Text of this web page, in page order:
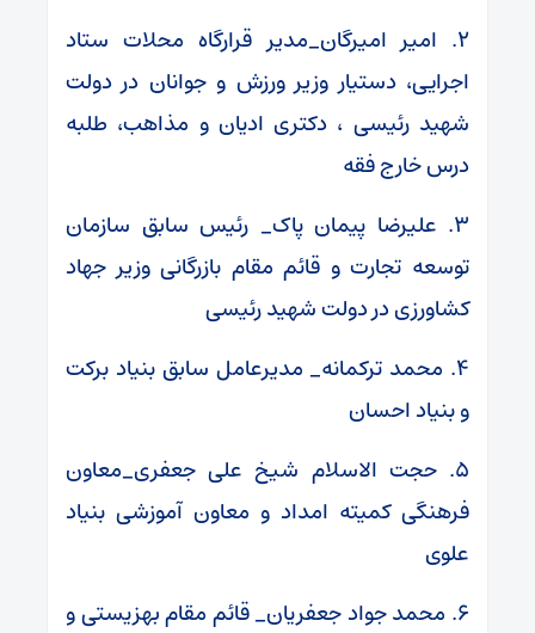
۲. امیر امیرگان_مدیر قرارگاه محلات ستاد
اجرایی، دستیار وزیر ورزش و جوانان در دولت
شهید رئیسی ، دکتری ادیان و مذاهب، طلبه
درس خارج فقه
۳. علیرضا پیمان پاک_ رئیس سابق سازمان
توسعه تجارت و قائم مقام بازرگانی وزیر جهاد
کشاورزی در دولت شهید رئیسی
۴. محمد ترکمانه_ مدیرعامل سابق بنیاد برکت
و بنیاد احسان
۵. حجت الاسلام شیخ علی جعفری_معاون
فرهنگی کمیته امداد و معاون آموزشی بنیاد
علوی
۶. محمد جواد جعفریان_ قائم مقام بهزیستی و